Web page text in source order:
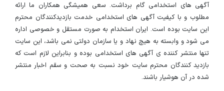
آگهی های استخدامی گام برداشت. سعی همیشگی همکاران ما ارائه
مطلوب و با کیفیت آگهی های استخدامی خدمت بازدیدکنندگان محترم
این سایت بوده است. ایران استخدام به صورت مستقل و خصوصی اداره
می شود و وابسته به هیچ نهاد و یا سازمان دولتی نمی باشد، این سایت
تنها منتشر کننده ی آگهی های استخدامی بوده و بنابراین لازم است که
بازدید کنندگان محترم سایت خود نسبت به صحت و سقم اخبار منتشر
شده در آن هوشیار باشند.